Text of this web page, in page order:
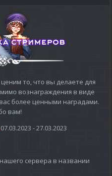
то, что вы делаете для
вознаграждения в виде
более ценными наградами.
вам!
07.03.2023 - 27.03.2023
сервера в названии